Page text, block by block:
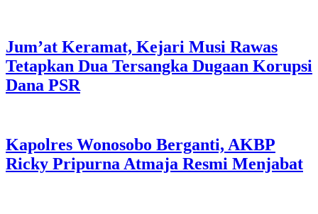
Jum’at Keramat, Kejari Musi Rawas
Tetapkan Dua Tersangka Dugaan Korupsi
Dana PSR
Kapolres Wonosobo Berganti, AKBP
Ricky Pripurna Atmaja Resmi Menjabat